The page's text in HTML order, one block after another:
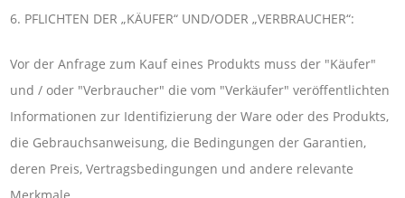
6. PFLICHTEN DER „KÄUFER“ UND/ODER „VERBRAUCHER“:
Vor der Anfrage zum Kauf eines Produkts muss der "Käufer"
und / oder "Verbraucher" die vom "Verkäufer" veröffentlichten
Informationen zur Identifizierung der Ware oder des Produkts,
die Gebrauchsanweisung, die Bedingungen der Garantien,
deren Preis, Vertragsbedingungen und andere relevante